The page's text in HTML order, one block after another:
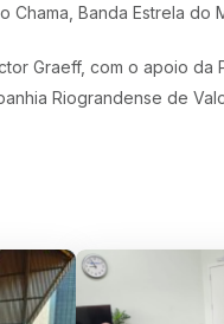
Banda Estrela do
Graeff, com o apoio
Riograndense de